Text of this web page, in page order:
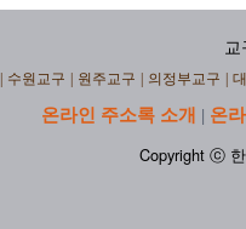
교
수원교구 원주교구 의정부교구
온라인 주소록 소개 | 온
Copyright ⓒ